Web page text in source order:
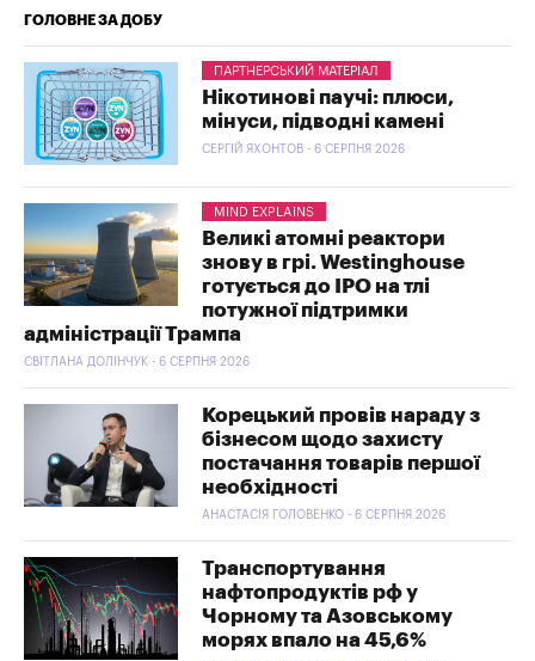
ГОЛОВНЕ ЗА ДОБУ
ПАРТНЕРСЬКИЙ МАТЕРІАЛ
Нікотинові паучі: плюси,
мінуси, підводні камені
СЕРГІЙ ЯХОНТОВ - 6 СЕРПНЯ 2026
MIND EXPLAINS
Великі атомні реактори
знову в грі. Westinghouse
готується до IPO на тлі
потужної підтримки
адміністрації Трампа
СВІТЛАНА ДОЛІНЧУК - 6 СЕРПНЯ 2026
Корецький провів нараду з
бізнесом щодо захисту
постачання товарів першої
необхідності
АНАСТАСІЯ ГОЛОВЕНКО - 6 СЕРПНЯ 2026
Транспортування
нафтопродуктів рф у
Чорному та Азовському
морях впало на 45,6%